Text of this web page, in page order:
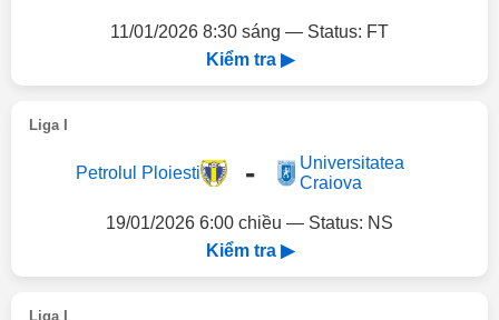
11/01/2026 8:30 sáng — Status: FT
Kiểm tra ▶
Liga I
Petrolul Ploiesti -
Universitatea
Craiova
19/01/2026 6:00 chiều — Status: NS
Kiểm tra ▶
Liga I